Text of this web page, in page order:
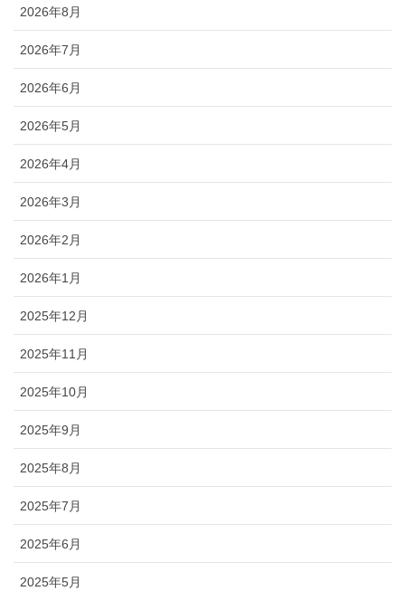
2026年8月
2026年7月
2026年6月
2026年5月
2026年4月
2026年3月
2026年2月
2026年1月
2025年12月
2025年11月
2025年10月
2025年9月
2025年8月
2025年7月
2025年6月
2025年5月